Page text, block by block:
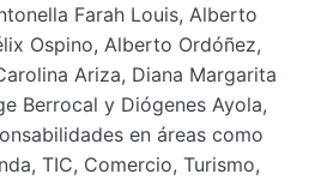
Farah Louis, Alberto
Ospino, Alberto Ordóñez,
Ariza, Diana Margarita
Berrocal y Diógenes Ayola,
en áreas como
TIC, Comercio, Turismo,